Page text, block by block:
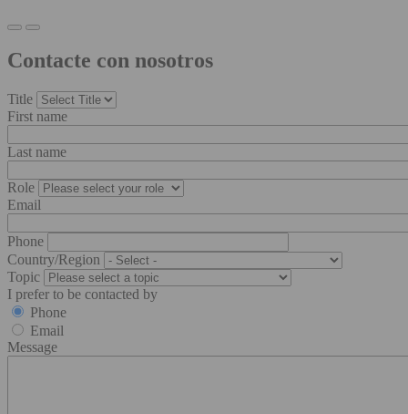
Contacte con nosotros
Title
First name
Last name
Role
Email
Phone
Country/Region
Topic
I prefer to be contacted by
Phone
Email
Message